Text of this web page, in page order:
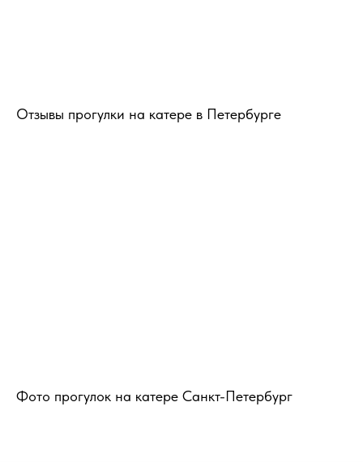
Отзывы прогулки на катере в Петербурге
Фото прогулок на катере Санкт-Петербург